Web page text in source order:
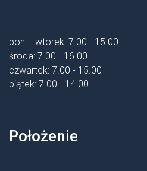
pon. - wtorek: 7.00 - 15.00
środa: 7.00 - 16.00
czwartek: 7.00 - 15.00
piątek: 7.00 - 14.00
Położenie